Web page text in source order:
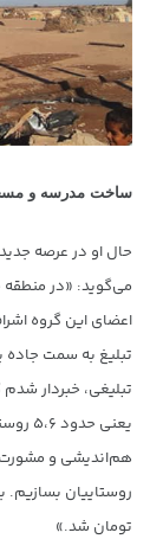
ساخت مدرسه و مسجد
حال او در عرصه
می‌گوید: «در
اعضای این گروه
تبلیغ به سمت جاده
تبلیغی، خبردار
یعنی
هم‌اندیشی و
تومان شد.»